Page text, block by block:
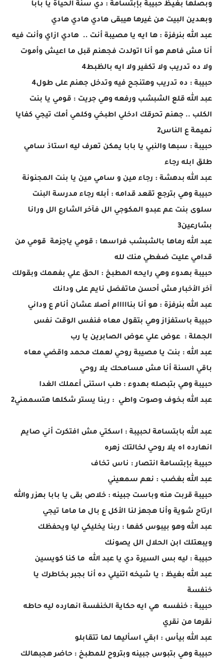
وبصلها بغيظ حبيبة بإبتسامة : دي سنة الحياة يا بابا
وبعدين البيت من غيرها هيبقى هادي هادي هادي
عبد الله بنرفزة : ها ايه يا مصيبة أنت .. هادي ازاي وأنت فيه
أنا مش فاهم هو أنا اتولدت فجهنم قبل ما اعيش وأموت
ولا ده تدريب ولا تكفير ولا ايه بالظبط4
حبيبة : ده تدريب وهتنجح فيه وتدخل جهنم على طول4
عبد الله قلع الشبشب ورفعه وهي جريت : قومي يا بنت
الكلب .. جهنم تحرقك ادخلي اطبخي وكلمي أمك تيجي كفايا
نميمة ع الناس2
حبيبة : سبها والنبي يا بابا يمكن تعرف ليه استاذ سامي
طلق ابله رجاء
عبد الله بدهشة : رجاء مين و سامي مين يا بنت المجنونة
حبيبة وهي بترجع تقعد قدامه : أبله رجاء مدرسة البنت
سلوى بنت عم عبدو المكوجي الل فآخر الشارع الل ورانا
بشارعين3
عبد الله رماها بالشبشب فراسها : قومي ياجزمة قومي من
قدامي عليت ضغطي منك لله
حبيبة بهدوء وهي رايحه المطبخ : الحق علي بفهمك وبقولك
آخر الأخبار مش أحسن ماتفضل نايم على ودانك
عبد الله بنرفزة : هو أنا بنااااام أصلا عشان أنام ع وداني
حبيبة باستفزاز وهي بتقول معاه فنفس الوقت نفس
الجملة : عوض علي عوض الصابرين يا رب
عبد الله : بنت يا مصيبة روحي لعمك محمد واقضي معاه
باقي السنة أنا مش مسامحك يلا روحي
حبيبة وهي بتبصله بهدوء : طب استنى أعملك الغدا
عبد الله بخوف وصوت واطي : ربنا يستر شكلها هتسممني2
عبد الله بابتسامة لحبيبة : اسكتي مش افتكرت أني صايم
انهارده اه يلا روحي لخالتك زهره
حبيبة بإبتسامة انتصار : ناس تخاف
عبد الله بغضب : نعم سمعيني
حبيبة قربت منه وباست جبينه : خلاص بقى يا بابا بهزر والله
ارتاح شوية وأنا هجهز لنا الأكل ع بال ما ماما تيجي
عبد الله وهو بيبوس كفها : ربنا يخليكي ليا ويحفظك
ويبعتلك ابن الحلال الل يصونك
حبيبة : ليه بس السيرة دي يا عبد الله ما كنا كويسين
عبد الله بغيظ : يا شيخه اتنيلي ده أنا بجبر بخاطرك يا
خنفسة
حبيبة : خنفسه هي ايه حكاية الخنفسة انهارده ليه حاطه
نقرها من نقري
عبد الله بيأس : ابقي اسأليها لما تتقابلو
حبيبة وهي بتبوس جبينه وبتروح للمطبخ : حاضر هجبهالك